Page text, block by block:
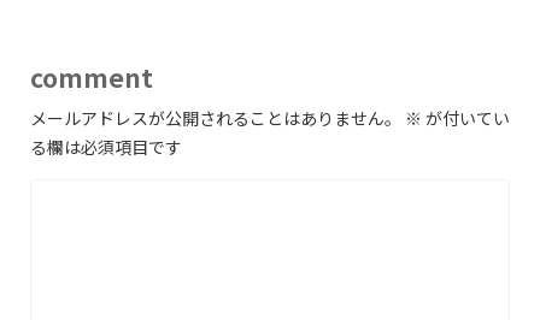
comment
メールアドレスが公開されることはありません。 ※ が付いてい
る欄は必須項目です